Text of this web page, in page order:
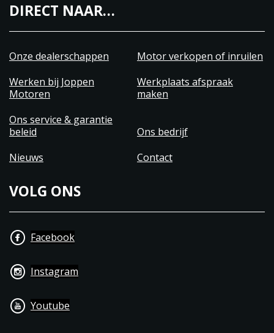
DIRECT NAAR…
Onze dealerschappen
Motor verkopen of inruilen
Werken bij Joppen
Motoren
Werkplaats afspraak
maken
Ons service & garantie
beleid
Ons bedrijf
Nieuws
Contact
VOLG ONS
Facebook
Instagram
Youtube